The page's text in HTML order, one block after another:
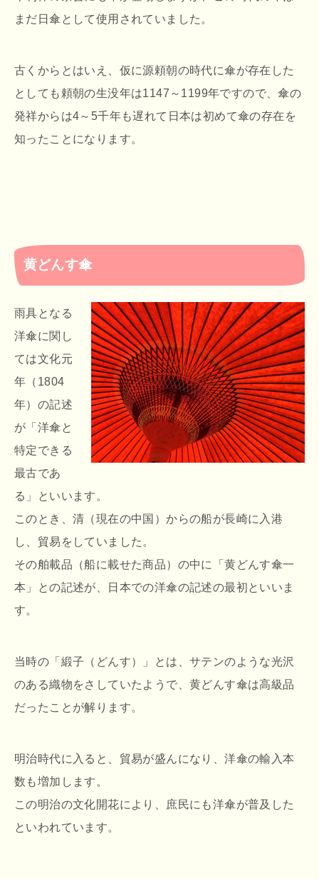
まだ日傘として使用されていました。
古くからとはいえ、仮に源頼朝の時代に傘が存在した
としても頼朝の生没年は1147～1199年ですので、傘の
発祥からは4～5千年も遅れて日本は初めて傘の存在を
知ったことになります。
黄どんす傘
雨具となる
洋傘に関し
ては文化元
年（1804
年）の記述
が「洋傘と
特定できる
最古であ
る」といいます。
このとき、清（現在の中国）からの船が長崎に入港
し、貿易をしていました。
その舶載品（船に載せた商品）の中に「黄どんす傘一
本」との記述が、日本での洋傘の記述の最初といいま
す。
当時の「緞子（どんす）」とは、サテンのような光沢
のある織物をさしていたようで、黄どんす傘は高級品
だったことが解ります。
明治時代に入ると、貿易が盛んになり、洋傘の輸入本
数も増加します。
この明治の文化開花により、庶民にも洋傘が普及した
といわれています。